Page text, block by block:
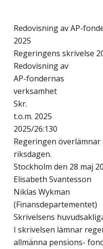
Redovisning av AP-
2025
Regeringens skrivelse
Redovisning av
AP-fondernas
verksamhet
Skr.
t.o.m. 2025
2025/26:130
Regeringen
riksdagen.
Stockholm den 28 maj
Elisabeth Svantesson
Niklas Wykman
(Finansdepartementet)
Skrivelsens
I skrivelsen lämnar
allmänna pensions-